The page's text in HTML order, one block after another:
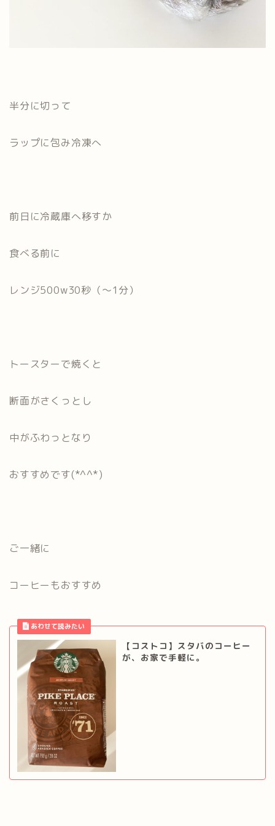
半分に切って
ラップに包み冷凍へ
前日に冷蔵庫へ移すか
食べる前に
レンジ500w30秒（～1分）
トースターで焼くと
断面がさくっとし
中がふわっとなり
おすすめです(*^^*)
ご一緒に
コーヒーもおすすめ
【コストコ】スタバのコーヒー
が、お家で手軽に。